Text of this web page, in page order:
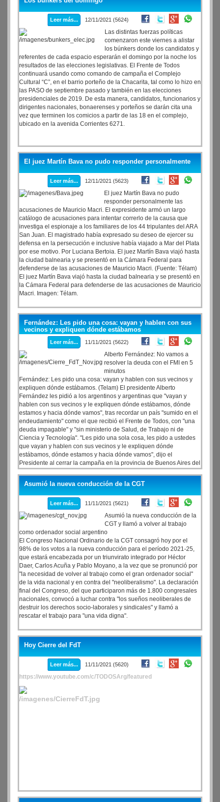
Leer más... 12/11/2021 (5624)
Las distintas fuerzas políticas
comenzaron este viernes a alistar
los búnkers donde los candidatos y
referentes de cada espacio esperarán el domingo por la noche los
resultados de las elecciones legislativas. El Frente de Todos
continuará usando como comando de campaña el Complejo
Cultural “C”, en el barrio porteño de la Chacarita, tal como lo hizo en
las PASO de septiembre pasado y también en las elecciones
presidenciales de 2019. De esta manera, candidatos, funcionarios y
dirigentes nacionales, bonaerenses y porteños se darán cita una
vez que terminen los comicios a partir de las 18 en el complejo,
ubicado en la avenida Corrientes 6271.
El juez Martín Bava no pudo responder personalmente
Leer más... 12/11/2021 (5623)
El juez Martín Bava no pudo
responder personalmente las
acusaciones de Mauricio Macri. El expresidente armó un largo
catálogo de acusaciones para intentar correrlo de la causa que
investiga el espionaje a los familiares de los 44 tripulantes del ARA
San Juan. El magistrado había expresado su deseo de ejercer su
defensa en la persecución e inclusive había viajado a Mar del Plata
por ese motivo. Por Luciana Bertoia. El juez Martín Bava viajó hasta
la ciudad balnearia y se presentó en la Cámara Federal para
defenderse de las acusaciones de Mauricio Macri. (Fuente: Télam)
El juez Martín Bava viajó hasta la ciudad balnearia y se presentó en
la Cámara Federal para defenderse de las acusaciones de Mauricio
Macri. Imagen: Télam.
Fernández: Les pido una cosa: vayan y hablen con sus
vecinos y expliquen dónde estábamos
Leer más... 11/11/2021 (5622)
Alberto Fernández: No vamos a
resolver la deuda con el FMI en 5
minutos
Fernández: Les pido una cosa: vayan y hablen con sus vecinos y
expliquen dónde estábamos. (Telam) El presidente Alberto
Fernández les pidió a los argentinos y argentinas que "vayan y
hablen con sus vecinos y le expliquen dónde estábamos, dónde
estamos y hacia dónde vamos", tras recordar un país "sumido en el
endeudamiento" como el que recibió el Frente de Todos, con "una
deuda impagable" y "sin ministerio de Salud, de Trabajo ni de
Ciencia y Tecnología". "Les pido una sola cosa, les pido a ustedes
que vayan y hablen con sus vecinos y le expliquen dónde
estábamos, dónde estamos y hacia dónde vamos", dijo el
Presidente al cerrar la campaña en la provincia de Buenos Aires del
Frente de Todos (FdT), en el parque "Néstor Kirchner" de la ciudad
de Merlo, de cara a los comicios legislativos del domingo.
Asumió la nueva conducción de la CGT
Leer más... 11/11/2021 (5621)
Asumió la nueva conducción de la
CGT y llamó a volver al trabajo
como ordenador social argentino
El Congreso Nacional Ordinario de la CGT consagró hoy por el
98% de los votos a la nueva conducción para el período 2021-25,
que estará encabezada por un triunvirato integrado por Héctor
Daer, Carlos Acuña y Pablo Moyano, a la vez que se pronunció por
"la necesidad de volver al trabajo como el gran ordenador social"
de la vida nacional y en contra del "neoliberalismo". La declaración
final del Congreso, del que participaron más de 1.800 congresales
nacionales, convocó a luchar contra "los sueños neoliberales de
destruir los derechos socio-laborales y sindicales" y llamó a
rescatar el trabajo para "una vida digna".
Hoy Cierre del FdT
Leer más... 11/11/2021 (5620)
https://www.youtube.com/c/TODOSArg/featured